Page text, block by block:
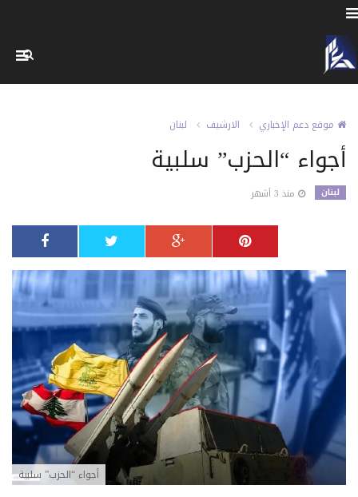
موقع دعم الإخباري الارشيف لبنان
أجواء “الحزب” سلبية
لبنان منذ 3 أشهر
أجواء “الحزب” سلبية